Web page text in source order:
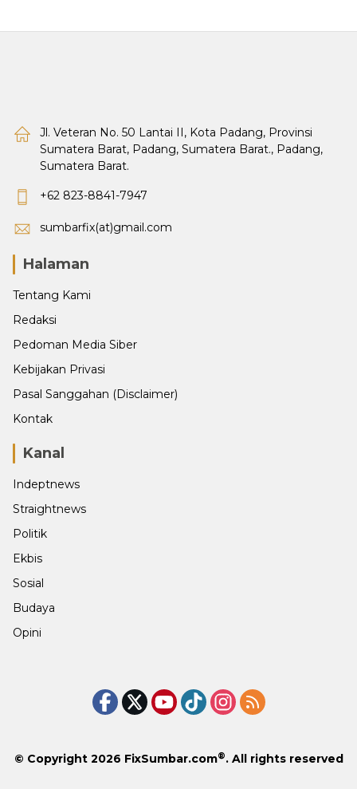
Jl. Veteran No. 50 Lantai II, Kota Padang, Provinsi
Sumatera Barat, Padang, Sumatera Barat., Padang,
Sumatera Barat.
+62 823-8841-7947
sumbarfix(at)gmail.com
Halaman
Tentang Kami
Redaksi
Pedoman Media Siber
Kebijakan Privasi
Pasal Sanggahan (Disclaimer)
Kontak
Kanal
Indeptnews
Straightnews
Politik
Ekbis
Sosial
Budaya
Opini
© Copyright 2026 FixSumbar.com®. All rights reserved